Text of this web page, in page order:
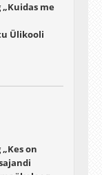
me
Ülikooli
on